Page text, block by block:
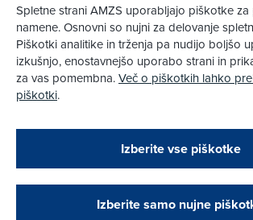
Podarjamo vam 10 €!
Obstoječi in novi AMZS člani,
opravili registracijo vozila,
vrednostno darilno kartico z
Tehnika
Pravni vidiki
Piškotki
Pravno obvestilo
Pri spletni včlanitvi so podprta naslednja plačilna
Spletne strani AMZS uporabljajo piškotke
namene. Osnovni so nujni za delovanje
Piškotki analitike in trženja pa nudijo boljšo
izkušnjo, enostavnejšo uporabo strani in
za vas pomembna.Več o piškotkih lahko
piškotki.
Izberite vse piškotke
Izberite samo nujne